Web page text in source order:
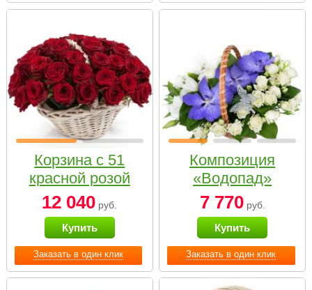
Заказать в один клик
Корзина с 51
красной розой
12 040 руб.
Купить
Заказать в один клик
Композиция
«Водопад»
7 770руб.
Купить